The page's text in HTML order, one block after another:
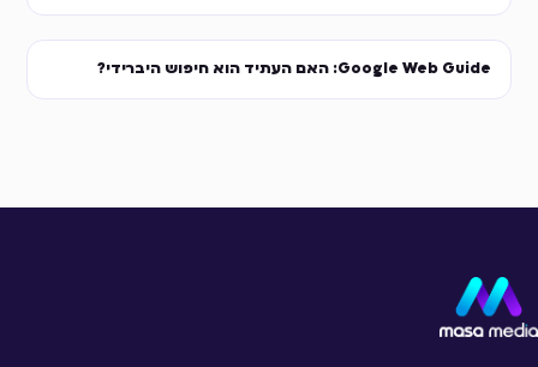
Google Web Guide: האם העתיד הוא חיפוש היברידי?